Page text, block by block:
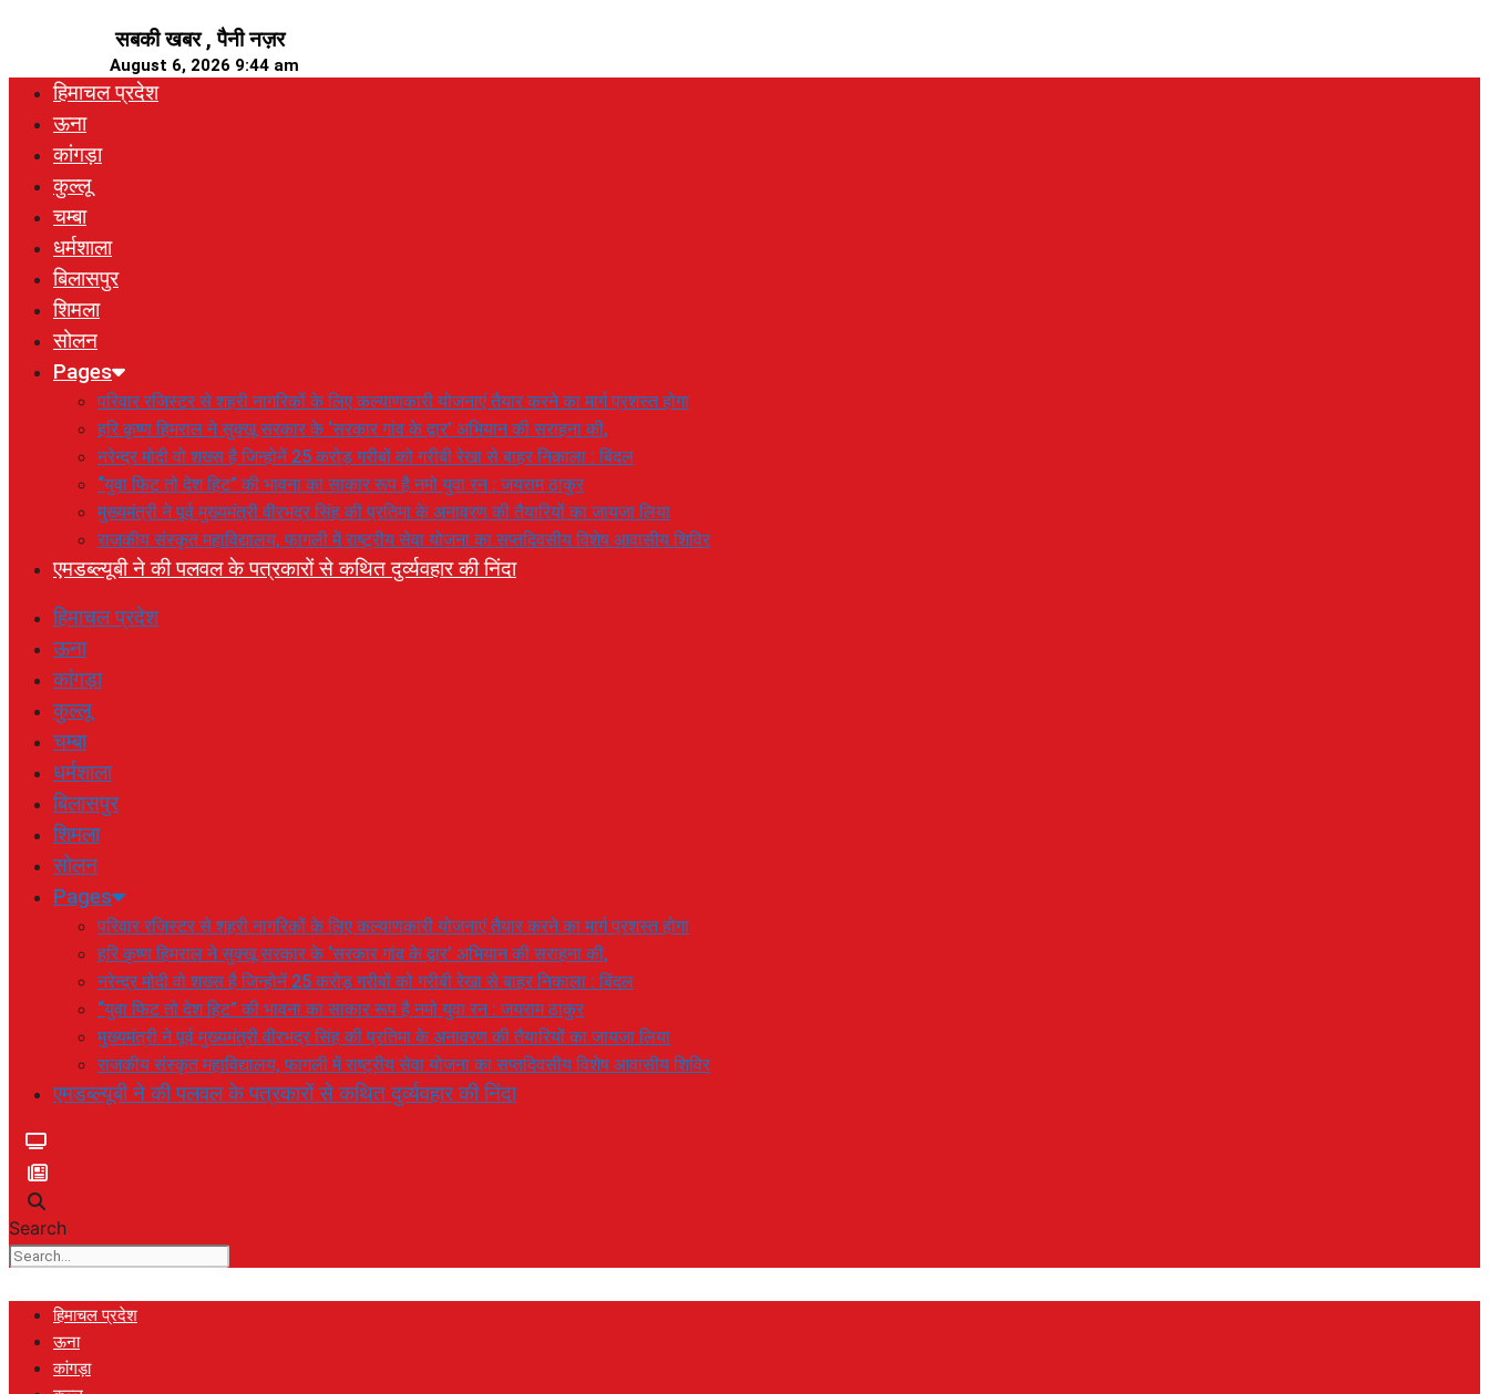
content
सबकी खबर , पैनी नज़र
August 6, 2026 9:44 am
हिमाचल प्रदेश
ऊना
कांगड़ा
कुल्लू
चम्बा
धर्मशाला
बिलासपुर
शिमला
सोलन
Pages
परिवार रजिस्टर से शहरी नागरिकों के लिए कल्याणकारी योजनाएं तैयार करने का मार्ग प्रशस्त होगा
हरि कृष्ण हिमराल ने सुक्खू सरकार के ‘सरकार गांव के द्वार’ अभियान की सराहना की,
नरेन्द्र मोदी वो शख्स है जिन्होनें 25 करोड़ गरीबों को गरीबी रेखा से बाहर निकाला : बिंदल
“युवा फिट तो देश हिट” की भावना का साकार रूप है नमो युवा रन : जयराम ठाकुर
मुख्यमंत्री ने पूर्व मुख्यमंत्री वीरभद्र सिंह की प्रतिमा के अनावरण की तैयारियों का जायजा लिया
राजकीय संस्कृत महाविद्यालय, फागली में राष्ट्रीय सेवा योजना का सप्तदिवसीय विशेष आवासीय शिविर
एमडब्ल्यूबी ने की पलवल के पत्रकारों से कथित दुर्व्यवहार की निंदा
हिमाचल प्रदेश
ऊना
कांगड़ा
कुल्लू
चम्बा
धर्मशाला
बिलासपुर
शिमला
सोलन
Pages
परिवार रजिस्टर से शहरी नागरिकों के लिए कल्याणकारी योजनाएं तैयार करने का मार्ग प्रशस्त होगा
हरि कृष्ण हिमराल ने सुक्खू सरकार के ‘सरकार गांव के द्वार’ अभियान की सराहना की,
नरेन्द्र मोदी वो शख्स है जिन्होनें 25 करोड़ गरीबों को गरीबी रेखा से बाहर निकाला : बिंदल
“युवा फिट तो देश हिट” की भावना का साकार रूप है नमो युवा रन : जयराम ठाकुर
मुख्यमंत्री ने पूर्व मुख्यमंत्री वीरभद्र सिंह की प्रतिमा के अनावरण की तैयारियों का जायजा लिया
राजकीय संस्कृत महाविद्यालय, फागली में राष्ट्रीय सेवा योजना का सप्तदिवसीय विशेष आवासीय शिविर
एमडब्ल्यूबी ने की पलवल के पत्रकारों से कथित दुर्व्यवहार की निंदा
Search
हिमाचल प्रदेश
ऊना
कांगड़ा